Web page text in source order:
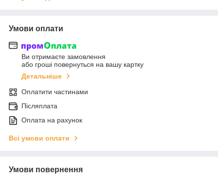
Умови оплати
Ви отримаєте замовлення
або гроші повернуться на вашу картку
Детальніше
Оплатити частинами
Післяплата
Оплата на рахунок
Всі умови оплати
Умови повернення